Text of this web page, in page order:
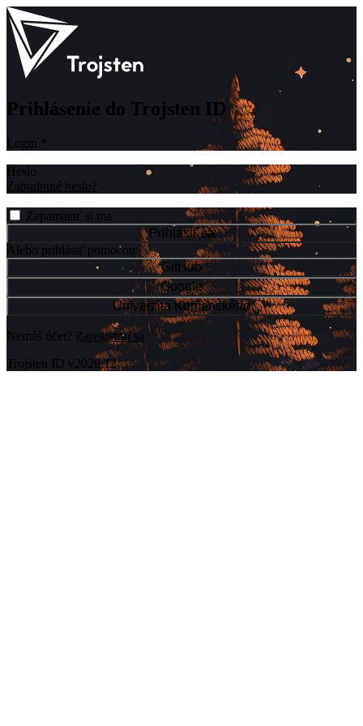
Prihlásenie do Trojsten ID
Login
Heslo
Zabudnuté heslo?
Zapamätať si ma
Prihlásiť sa
Alebo prihlásiť pomocou
GitHub
Google
Univerzita Komenského
Nemáš účet? Zaregistruj sa
Trojsten ID v2026.12